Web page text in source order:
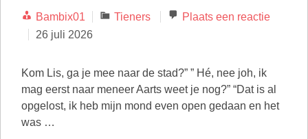
Bambix01 Categorieën
Tieners
Plaats een reactie
26 juli 2026
Kom Lis, ga je mee naar de stad?” ” Hé, nee joh, ik
mag eerst naar meneer Aarts weet je nog?” “Dat is al
opgelost, ik heb mijn mond even open gedaan en het
was …